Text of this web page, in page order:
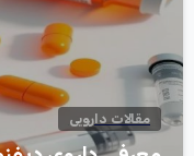
مقالات دارویی